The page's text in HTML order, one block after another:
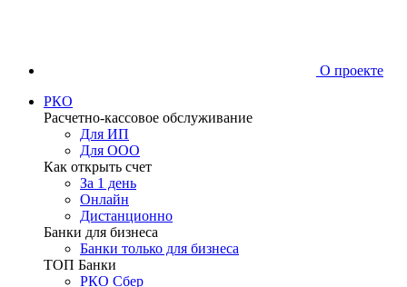
О проекте
РКО
Расчетно-кассовое обслуживание
Для ИП
Для ООО
Как открыть счет
За 1 день
Онлайн
Дистанционно
Банки для бизнеса
Банки только для бизнеса
ТОП Банки
РКО Сбер